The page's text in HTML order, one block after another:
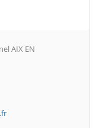
AIX EN